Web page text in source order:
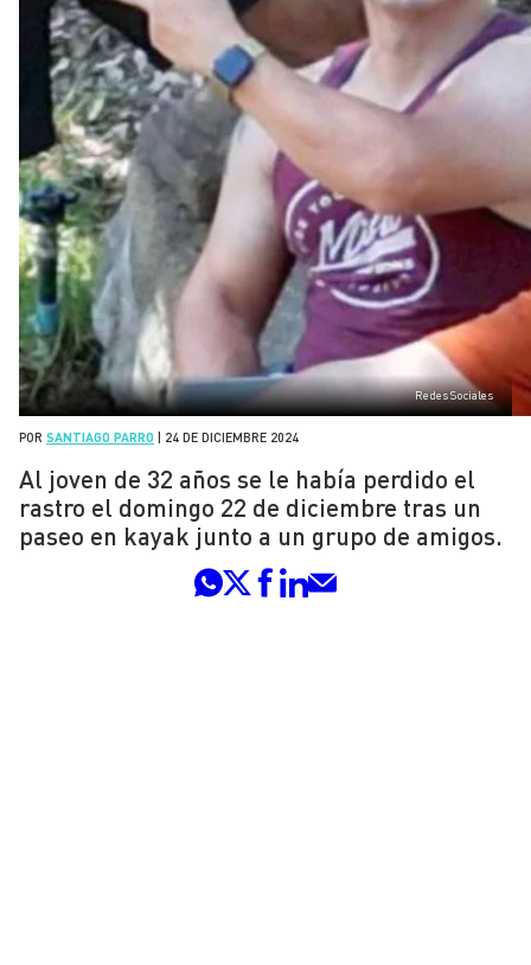
Redes Sociales
POR SANTIAGO PARRO 24 DE DICIEMBRE 2024
Al joven de 32 años se le había perdido el
rastro el domingo 22 de diciembre tras un
paseo en kayak junto a un grupo de amigos.